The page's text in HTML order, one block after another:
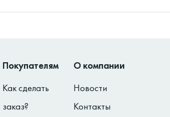
Покупателям
Как сделать
заказ?
О компании
Новости
Контакты